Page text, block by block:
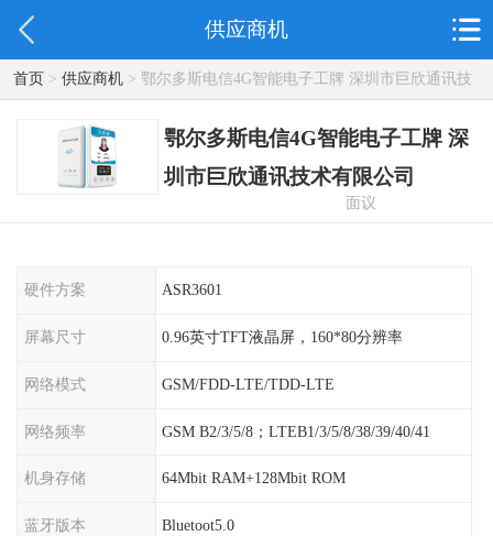
供应商机
首页> 供应商机> 鄂尔多斯电信4G智能电子工牌 深圳市巨欣通讯技
术有限公司
鄂尔多斯电信4G智能电子工牌 深
圳市巨欣通讯技术有限公司
面议
硬件方案 ASR3601
屏幕尺寸 0.96英寸TFT液晶屏，160*80分辨率
网络模式 GSM/FDD-LTE/TDD-LTE
网络频率 GSM B2/3/5/8；LTEB1/3/5/8/38/39/40/41
机身存储 64Mbit RAM+128Mbit ROM
蓝牙版本 Bluetoot5.0